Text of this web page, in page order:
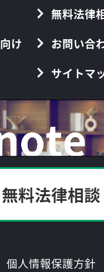
け
無料法律
お問い合
サイトマ
無料法律相談
個人情報保護方針